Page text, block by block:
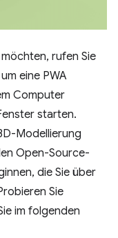
rufen Sie
eine PWA
Computer
starten.
Modellierung
Open-Source-
die Sie über
Sie
im folgenden